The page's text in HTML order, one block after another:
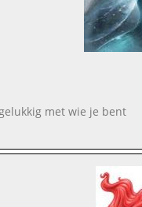
met wie je bent